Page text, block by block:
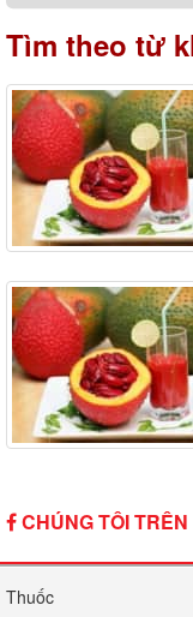
Tìm theo từ
CHÚNG TÔI
Thuốc